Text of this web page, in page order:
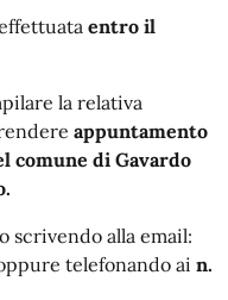
entro il
la relativa
appuntamento
comune di Gavardo
scrivendo alla email:
telefonando ai n.